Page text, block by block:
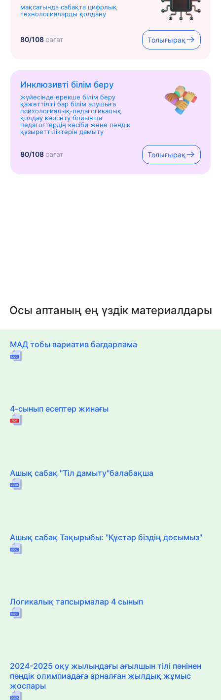
мақсатында сабақта цифрлық
технологияларды қолдану
80/108сағат Толығырақ
Инклюзивті білім беру
жүйесінде ерекше білім беру
қажеттілігі бар білім алушыға
психологиялық-педагогикалық
қолдау көрсету бойынша
педагогтердің кәсіби және пәндік
құзыреттіліктерін дамыту
80/108сағат Толығырақ
Осы аптаның ең үздік материалдары
МАД тобы вариатив бағдарлама
4-сынып есептер жинағы
Ашық сабақ "Тіл дамыту"балабақша
Ашық сабақ Тақырыбы: "Құстар біздің досымыз"
Логикалық тапсырмалар 4 сынып
2024-2025 оқу жылындағы ағылшын тілі пәнінен
пәндік олимпиадаға арналған жылдық жұмыс
жоспары